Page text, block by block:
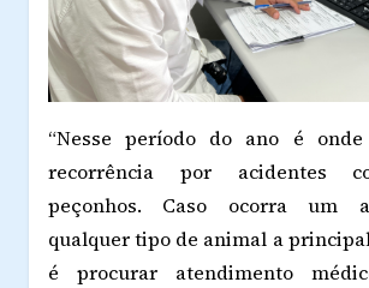
“Nesse período do ano é
recorrência por acidentes
peçonhos. Caso ocorra um
qualquer tipo de animal a
é procurar atendimento